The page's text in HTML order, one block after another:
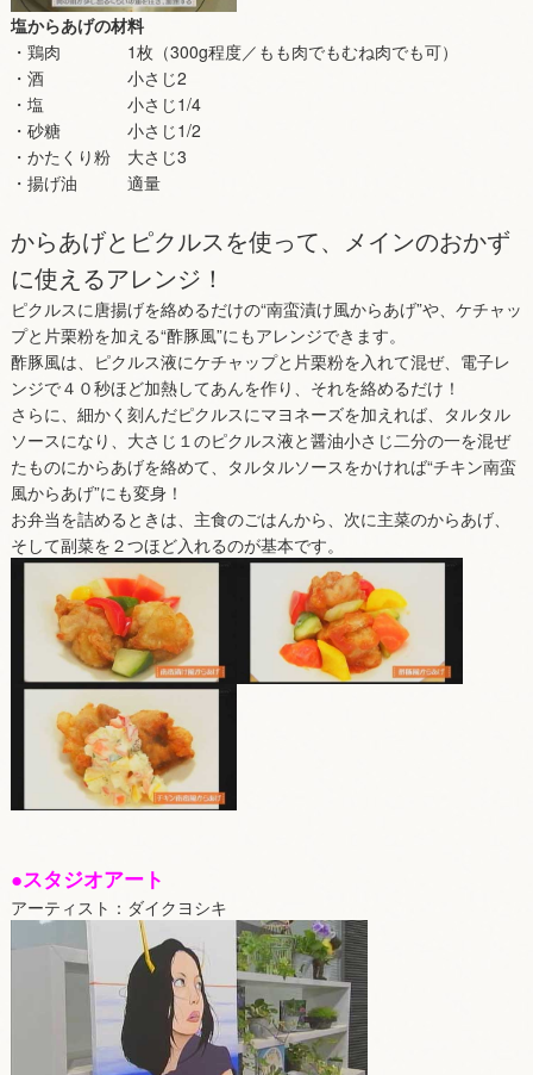
塩からあげの材料
・鶏肉 1枚（300g程度／もも肉でもむね肉でも可）
・酒 小さじ2
・塩 小さじ1/4
・砂糖 小さじ1/2
・かたくり粉 大さじ3
・揚げ油 適量
からあげとピクルスを使って、メインのおかず
に使えるアレンジ！
ピクルスに唐揚げを絡めるだけの“南蛮漬け風からあげ”や、ケチャッ
プと片栗粉を加える“酢豚風”にもアレンジできます。
酢豚風は、ピクルス液にケチャップと片栗粉を入れて混ぜ、電子レ
ンジで４０秒ほど加熱してあんを作り、それを絡めるだけ！
さらに、細かく刻んだピクルスにマヨネーズを加えれば、タルタル
ソースになり、大さじ１のピクルス液と醤油小さじ二分の一を混ぜ
たものにからあげを絡めて、タルタルソースをかければ“チキン南蛮
風からあげ”にも変身！
お弁当を詰めるときは、主食のごはんから、次に主菜のからあげ、
そして副菜を２つほど入れるのが基本です。
●スタジオアート
アーティスト：ダイクヨシキ